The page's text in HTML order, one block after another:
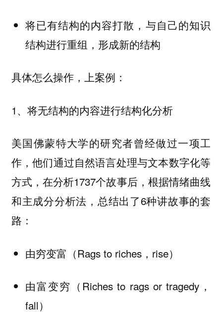
将已有结构的内容打散，与自己的知识
结构进行重组，形成新的结构
具体怎么操作，上案例：
1、将无结构的内容进行结构化分析
美国佛蒙特大学的研究者曾经做过一项工
作，他们通过自然语言处理与文本数字化等
方式，在分析1737个故事后，根据情绪曲线
和主成分分析法，总结出了6种讲故事的套
路：
由穷变富（Rags to riches，rise）
由富变穷（Riches to rags or tragedy，
fall）